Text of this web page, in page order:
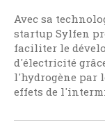
Avec sa
startup Sylfen
faciliter le
d'électricité
l'hydrogène par
effets de